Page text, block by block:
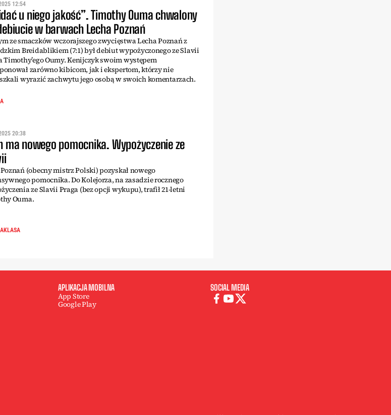
12:54
u niego jakość”. Timothy Ouma chwalony
w barwach Lecha Poznań
ze smaczków wczorajszego zwycięstwa Lecha Poznań z
Breidablikiem (7:1) był debiut wypożyczonego ze Slavii
Timothy’ego Oumy. Kenijczyk swoim występem
zarówno kibicom, jak i ekspertom, którzy nie
wyrazić zachwytu jego osobą w swoich komentarzach.
20:38
ma nowego pomocnika. Wypożyczenie ze
(obecny mistrz Polski) pozyskał nowego
pomocnika. Do Kolejorza, na zasadzie rocznego
ze Slavii Praga (bez opcji wykupu), trafił 21-letni
Ouma.
APLIKACJA MOBILNA
App Store
Google Play
SOCIAL MEDIA